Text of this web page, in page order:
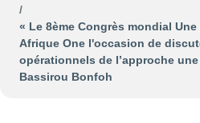
« Le 8ème Congrès mondial
Afrique One l'occasion de
opérationnels de l’approche
Bassirou Bonfoh